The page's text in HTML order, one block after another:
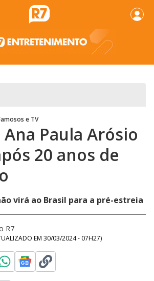
e TV
Paula Arósio
20 anos de
virá ao Brasil para a pré-estreia
R7
EM 30/03/2024 - 07H27)